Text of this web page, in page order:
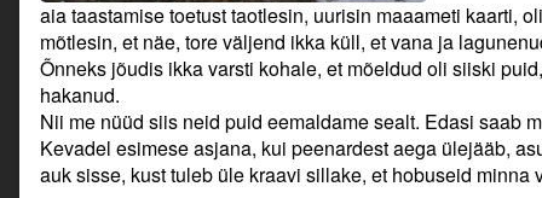
aia taastamise toetust taotlesin, uurisin maaameti kaarti,
mõtlesin, et näe, tore väljend ikka küll, et vana ja
Õnneks jõudis ikka varsti kohale, et mõeldud oli siiski
hakanud.
Nii me nüüd siis neid puid eemaldame sealt. Edasi saab
Kevadel esimese asjana, kui peenardest aega ülejääb,
auk sisse, kust tuleb üle kraavi sillake, et hobuseid